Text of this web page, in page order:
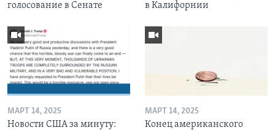
голосование в Сенате
в Калифорнии
МАРТ 14, 2025
Новости США за минуту:
МАРТ 14, 2025
Конец американского